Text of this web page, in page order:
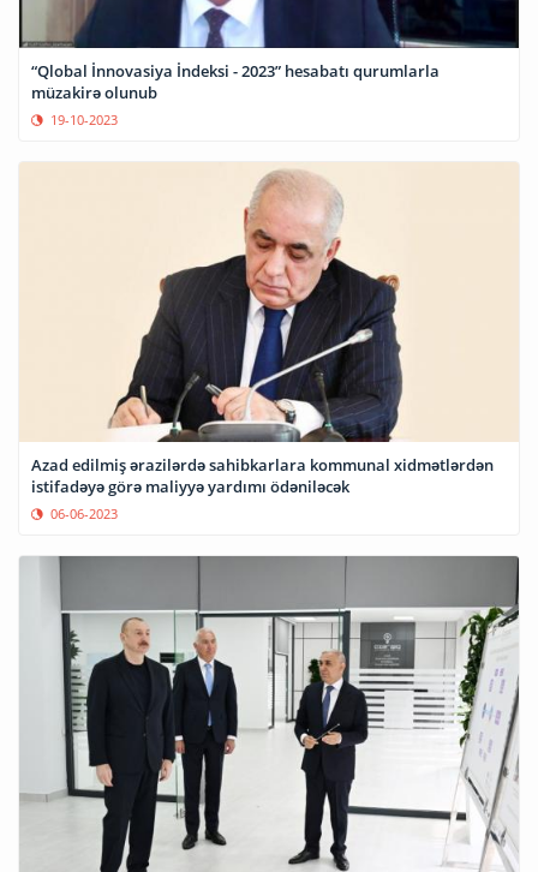
“Qlobal İnnovasiya İndeksi - 2023” hesabatı qurumlarla
müzakirə olunub
19-10-2023
Azad edilmiş ərazilərdə sahibkarlara kommunal xidmətlərdən
istifadəyə görə maliyyə yardımı ödəniləcək
06-06-2023